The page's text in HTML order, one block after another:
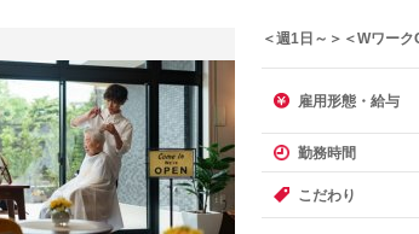
＜週1日～＞＜Wワー
雇用形態・給与
勤務時間
こだわり